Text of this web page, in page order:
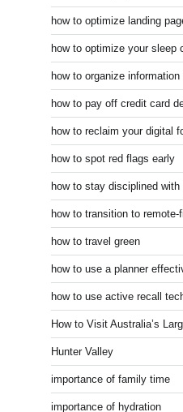
how to optimize landing
how to optimize your sleep
how to organize
how to pay off credit card
how to reclaim your digital
how to spot red flags early
how to stay disciplined with
how to transition to remote-
how to travel green
how to use a planner
how to use active recall
How to Visit Australia’s
Hunter Valley
importance of family time
importance of hydration